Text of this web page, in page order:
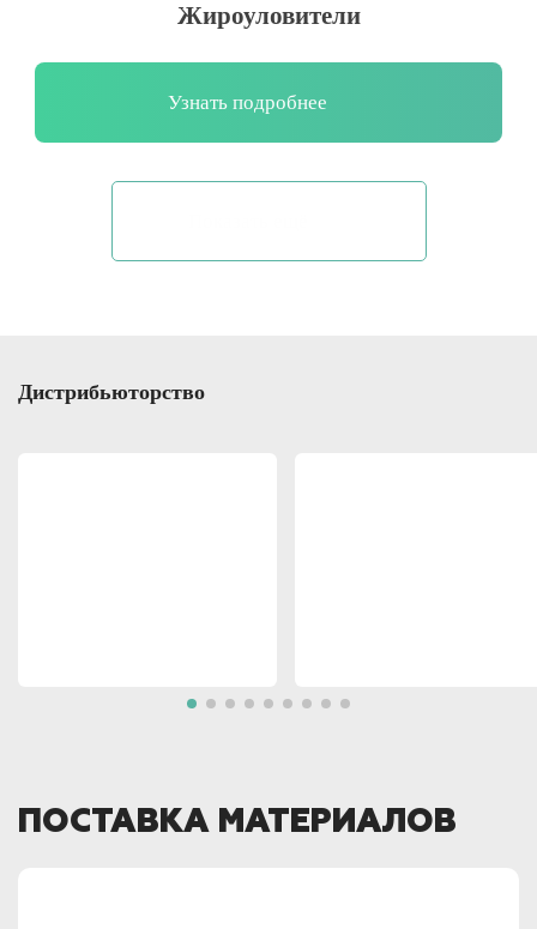
Жироуловители
Узнать подробнее
Дистрибьюторство
ПОСТАВКА МАТЕРИАЛОВ